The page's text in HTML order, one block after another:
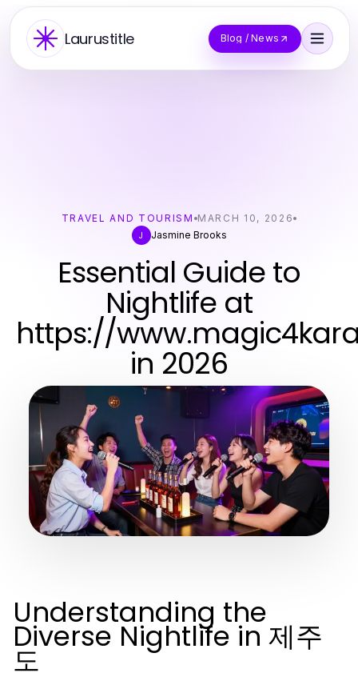
Laurustitle Blog / News
TRAVEL AND TOURISM MARCH 10, 2026
J
Jasmine Brooks
Essential Guide to
Nightlife at
https://
in 2026
Understanding the
Diverse Nightlife in 제주
도